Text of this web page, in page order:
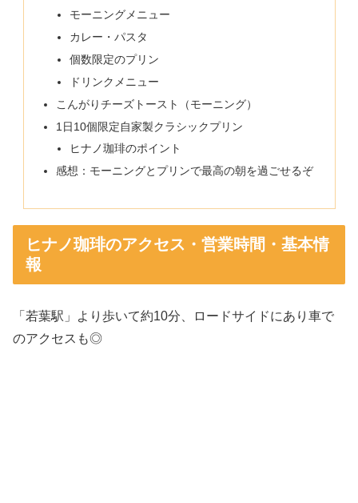
モーニングメニュー
カレー・パスタ
個数限定のプリン
ドリンクメニュー
こんがりチーズトースト（モーニング）
1日10個限定自家製クラシックプリン
ヒナノ珈琲のポイント
感想：モーニングとプリンで最高の朝を過ごせるぞ
ヒナノ珈琲のアクセス・営業時間・基本情
報
「若葉駅」より歩いて約10分、ロードサイドにあり車で
のアクセスも◎